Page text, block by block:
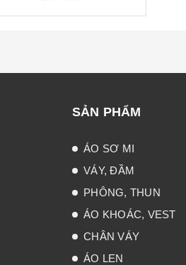
SẢN PHẨM
ÁO SƠ MI
VÁY, ĐẦM
PHÔNG, THUN
ÁO KHOÁC, VEST
CHÂN VÁY
ÁO LEN